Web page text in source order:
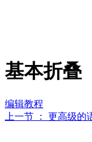
基本折叠
编辑教程
上一节 ： 更高级的